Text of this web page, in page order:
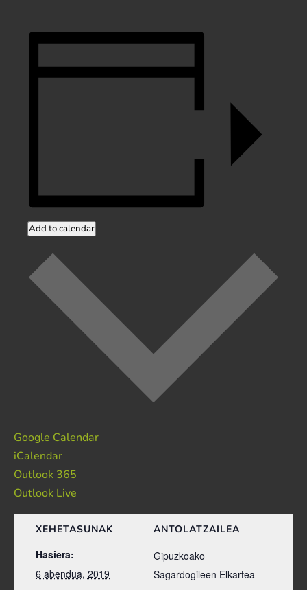
Add to calendar
Google Calendar
iCalendar
Outlook 365
Outlook Live
XEHETASUNAK
Hasiera:
6 abendua, 2019
ANTOLATZAILEA
Gipuzkoako
Sagardogileen Elkartea